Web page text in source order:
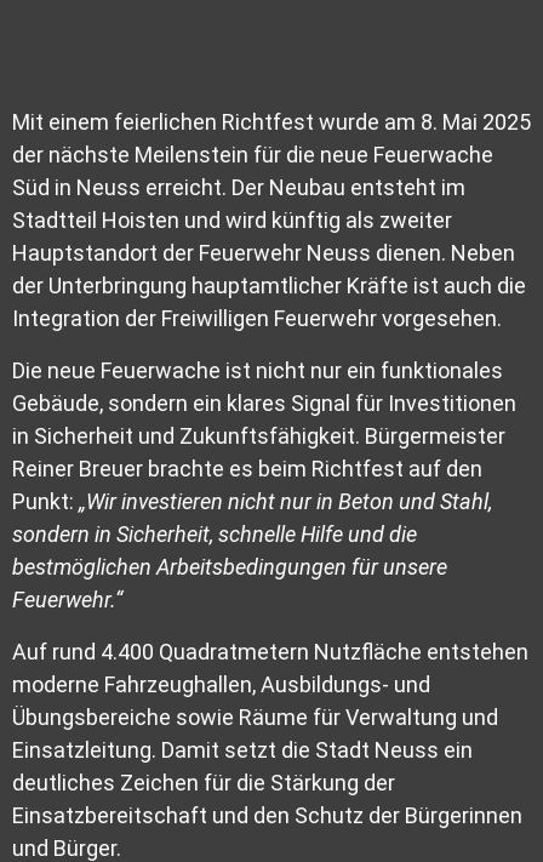
Mit einem feierlichen Richtfest wurde am 8. Mai 2025
der nächste Meilenstein für die neue Feuerwache
Süd in Neuss erreicht. Der Neubau entsteht im
Stadtteil Hoisten und wird künftig als zweiter
Hauptstandort der Feuerwehr Neuss dienen. Neben
der Unterbringung hauptamtlicher Kräfte ist auch die
Integration der Freiwilligen Feuerwehr vorgesehen.
Die neue Feuerwache ist nicht nur ein funktionales
Gebäude, sondern ein klares Signal für Investitionen
in Sicherheit und Zukunftsfähigkeit. Bürgermeister
Reiner Breuer brachte es beim Richtfest auf den
Punkt: „Wir investieren nicht nur in Beton und Stahl,
sondern in Sicherheit, schnelle Hilfe und die
bestmöglichen Arbeitsbedingungen für unsere
Feuerwehr.“
Auf rund 4.400 Quadratmetern Nutzfläche entstehen
moderne Fahrzeughallen, Ausbildungs- und
Übungsbereiche sowie Räume für Verwaltung und
Einsatzleitung. Damit setzt die Stadt Neuss ein
deutliches Zeichen für die Stärkung der
Einsatzbereitschaft und den Schutz der Bürgerinnen
und Bürger.